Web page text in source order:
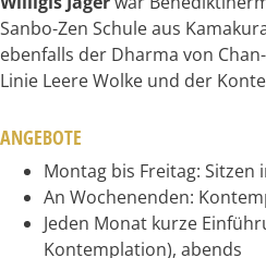
Sanbo-Zen Schule aus
ebenfalls der Dharma von
Linie Leere Wolke und der
ANGEBOTE
Montag bis Freitag: Sitzen
An Wochenenden:
Jeden Monat kurze
Kontemplation), abends